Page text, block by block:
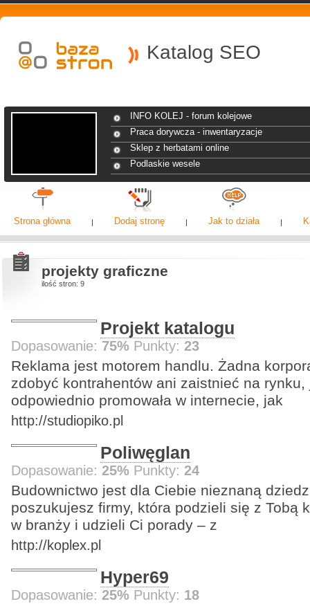
Katalog SEO
INFO KOLEJ - forum kolejowe
Praca dorywcza - inwentaryzacje
Sklep z herbatami online
Podlaskie wesele
Strona główna Dodaj stronę Jak to działa
projekty graficzne
ilość stron: 9
Projekt katalogu
Dopasowanie: 75% Punkty: 23
Reklama jest motorem handlu. Żadna
zdobyć kontrahentów ani zaistnieć na
odpowiednio promowała w internecie, jak
http://studiopiko.pl
Poliwęglan
Dopasowanie: 25% Punkty: 24
Budownictwo jest dla Ciebie nieznaną
poszukujesz firmy, która podzieli się z Tobą
w branży i udzieli Ci porady – z
http://koplex.pl
Hyper69
Dopasowanie: 25% Punkty: 18